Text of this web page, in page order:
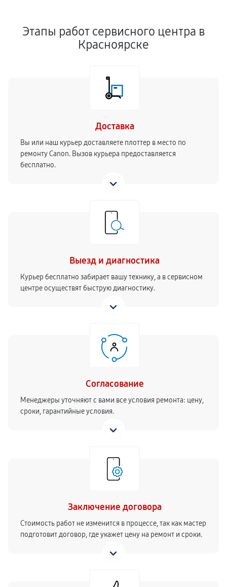
Этапы работ сервисного центра в
Красноярске
Доставка
Вы или наш курьер доставляете плоттер в место по
ремонту Canon. Вызов курьера предоставляется
бесплатно.
Выезд и диагностика
Курьер бесплатно забирает вашу технику, а в сервисном
центре осуществят быструю диагностику.
Согласование
Менеджеры уточняют с вами все условия ремонта: цену,
сроки, гарантийные условия.
Заключение договора
Стоимость работ не изменится в процессе, так как мастер
подготовит договор, где укажет цену на ремонт и сроки.